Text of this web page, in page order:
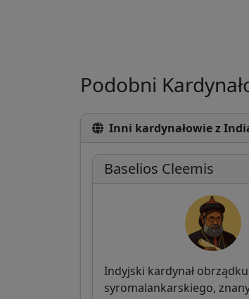
Podobni
Inni kardynałowie z
Baselios Cleemis
Indyjski kardynał obrządku
syromalankarskiego,